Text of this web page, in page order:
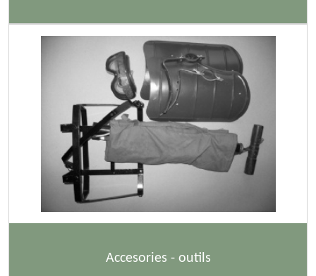
Accesories - outils